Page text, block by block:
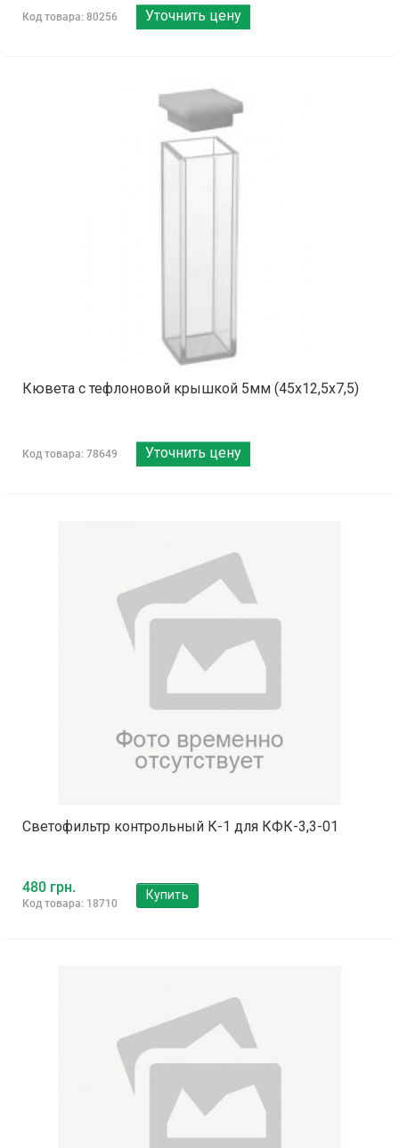
Код товара: 80256 Уточнить цену
Кювета с тефлоновой крышкой 5мм (45х12,5х7,5)
Код товара: 78649 Уточнить цену
Светофильтр контрольный К-1 для КФК-3,3-01
480 грн.
Код товара: 18710
Купить